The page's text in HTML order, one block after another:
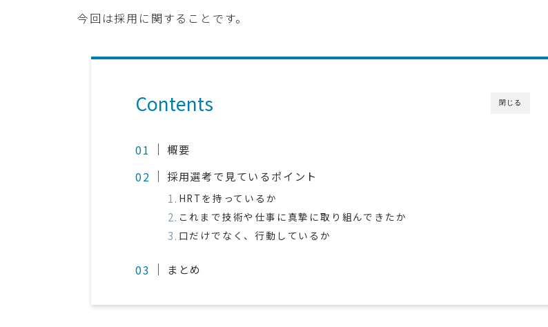
今回は採用に関することです。
閉じる
Contents
概要
採用選考で見ているポイント
HRTを持っているか
これまで技術や仕事に真摯に取り組んできたか
口だけでなく、行動しているか
まとめ